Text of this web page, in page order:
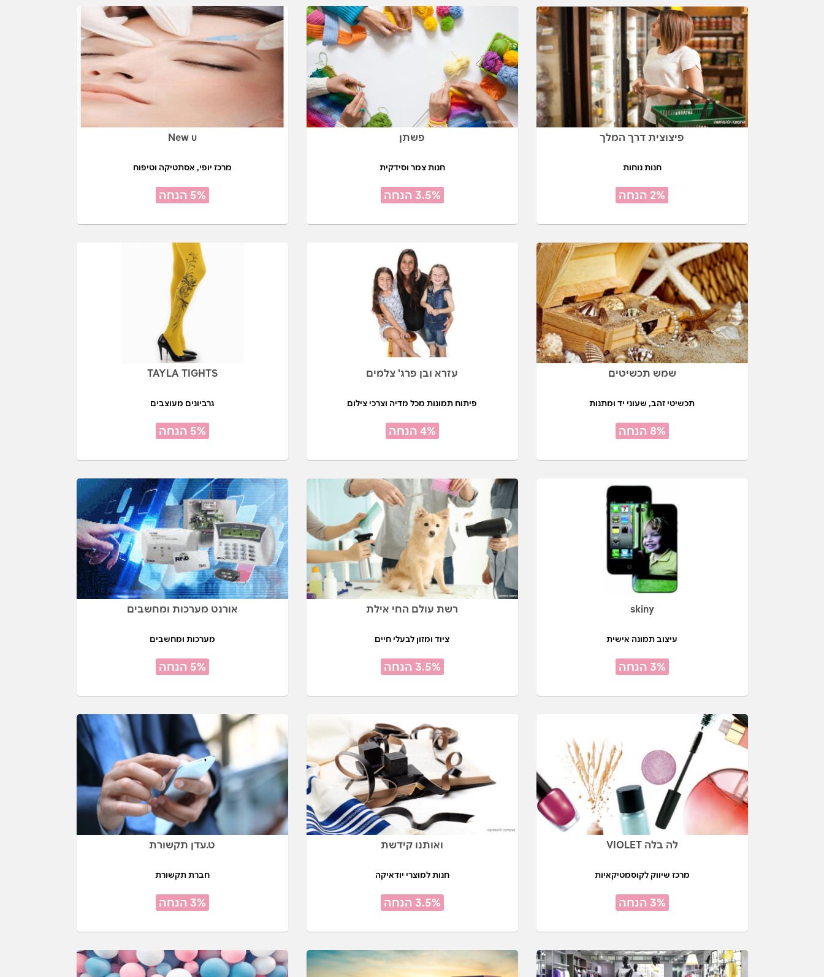
פיצוצית דרך המלך
חנות נוחות
2% הנחה
פשתן
חנות צמר וסידקית
3.5% הנחה
New u
מרכז יופי, אסתטיקה וטיפוח
5% הנחה
שמש תכשיטים
תכשיטי זהב, שעוני יד ומתנות
8% הנחה
עזרא ובן פרג' צלמים
פיתוח תמונות מכל מדיה וצרכי צילום
4% הנחה
TAYLA TIGHTS
גרביונים מעוצבים
5% הנחה
skiny
עיצוב תמונה אישית
3% הנחה
רשת עולם החי אילת
ציוד ומזון לבעלי חיים
3.5% הנחה
אורנט מערכות ומחשבים
מערכות ומחשבים
5% הנחה
לה בלה VIOLET
מרכז שיווק לקוסמטיקאיות
3% הנחה
ואותנו קידשת
חנות למוצרי יודאיקה
3.5% הנחה
ט.עדן תקשורת
חברת תקשורת
3% הנחה